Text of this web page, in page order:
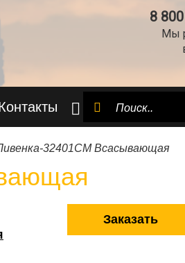
8
Мы
32401СМ Всасывающая
Заказать